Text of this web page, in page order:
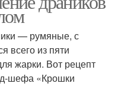
— румяные, с
всего из пяти
жарки. Вот рецепт
шефа «Крошки